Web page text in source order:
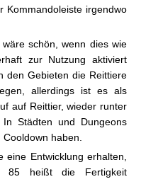
Kommandoleiste irgendwo
schön, wenn dies wie
zur Nutzung aktiviert
den Gebieten die Reittiere
allerdings ist es als
auf Reittier, wieder runter
Städten und Dungeons
haben.
eine Entwicklung erhalten,
85 heißt die Fertigkeit